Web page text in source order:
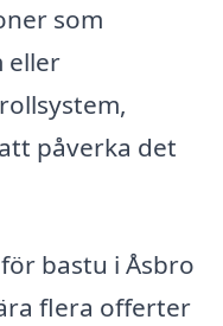
som
eller
påverka det
bastu i Åsbro
flera offerter